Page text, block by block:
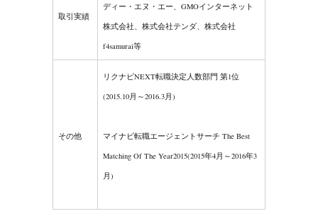
取引実績
ディー・エヌ・エー、GMOインターネット
株式会社、株式会社テンダ、株式会社
f4samurai等
その他
リクナビNEXT転職決定人数部門 第1位
(2015.10月～2016.3月)
マイナビ転職エージェントサーチ The Best
Matching Of The Year2015(2015年4月～2016年3
月)